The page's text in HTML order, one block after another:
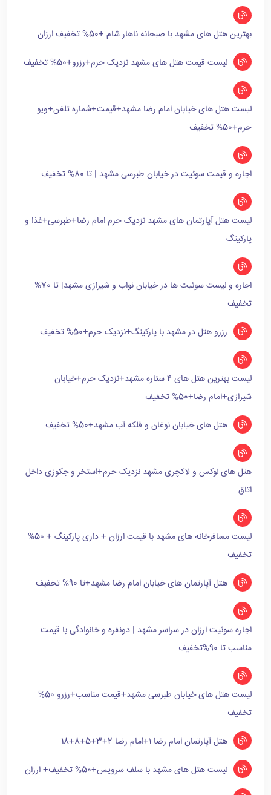
بهترین هتل های مشهد با صبحانه ناهار شام +50% تخفیف ارزان
لیست قیمت هتل های مشهد نزدیک حرم+رزرو+50% تخفیف
لیست هتل های خیابان امام رضا مشهد+قیمت+شماره تلفن+ویو
حرم+50% تخفیف
اجاره و قیمت سوئیت در خیابان طبرسی مشهد | تا 80% تخفیف
لیست هتل آپارتمان های مشهد نزدیک حرم امام رضا+طبرسی+غذا و
پارکینگ
اجاره و لیست سوئیت ها در خیابان نواب و شیرازی مشهد| تا 70%
تخفیف
رزرو هتل در مشهد با پارکینگ+نزدیک حرم+50% تخفیف
لیست بهترین هتل های ۴ ستاره مشهد+نزدیک حرم+خیابان
شیرازی+امام رضا+50% تخفیف
هتل های خیابان نوغان و فلکه آب مشهد+50% تخفیف
هتل های لوکس و لاکچری مشهد نزدیک حرم+استخر و جکوزی داخل
اتاق
لیست مسافرخانه های مشهد با قیمت ارزان + داری پارکینگ + 50%
تخفیف
هتل آپارتمان های خیابان امام رضا مشهد+تا 90% تخفیف
اجاره سوئیت ارزان در سراسر مشهد | دونفره و خانوادگی با قیمت
مناسب تا 90%تخفیف
لیست هتل های خیابان طبرسی مشهد+قیمت مناسب+رزرو 50%
تخفیف
هتل آپارتمان امام رضا ۱+امام رضا 2+3+5+8+18
لیست هتل های مشهد با سلف سرویس+50% تخفیف+ ارزان